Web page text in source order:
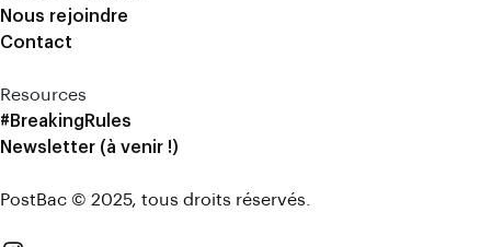
Nous rejoindre
Contact
Resources
#BreakingRules
Newsletter (à venir !)
PostBac © 2025, tous droits réservés.